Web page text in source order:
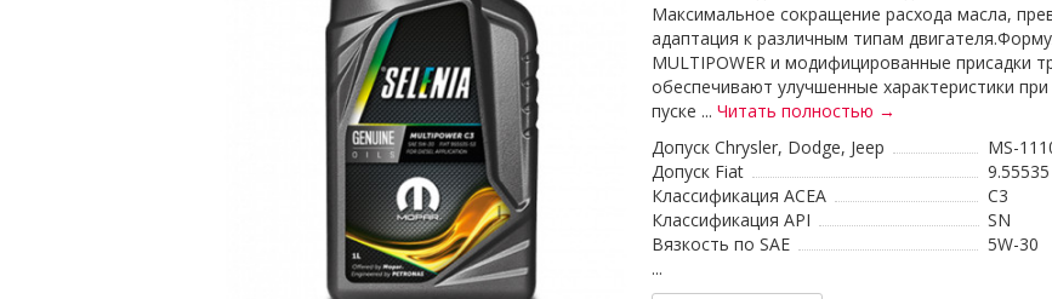
Максимальное сокращение расхода масла,
адаптация к различным типам
MULTIPOWER и модифицированные присадки
обеспечивают улучшенные характеристики
пуске ... Читать полностью →
Допуск Chrysler, Dodge, Jeep
MS-
Допуск Fiat
9.55535
Классификация ACEA
C3
Классификация API
SN
Вязкость по SAE
5W-30
...